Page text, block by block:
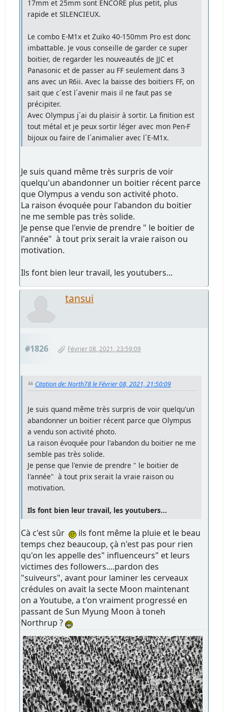
17mm et 25mm sont ENCORE plus petit, plus
rapide et SILENCIEUX.
Le combo E-M1x et Zuiko 40-150mm Pro est donc
imbattable. Je vous conseille de garder ce super
boitier, de regarder les nouveautés de JJC et
Panasonic et de passer au FF seulement dans 3
ans avec un R6ii. Avec la baisse des boitiers FF, on
sait que c´est l´avenir mais il ne faut pas se
précipiter.
Avec Olympus j´ai du plaisir à sortir. La finition est
tout métal et je peux sortir léger avec mon Pen-F
bijoux ou faire de l´animalier avec l´E-M1x.
Je suis quand même très surpris de voir
quelqu'un abandonner un boitier récent parce
que Olympus a vendu son activité photo.
La raison évoquée pour l'abandon du boitier
ne me semble pas très solide.
Je pense que l'envie de prendre " le boitier de
l'année" à tout prix serait la vraie raison ou
motivation.
Ils font bien leur travail, les youtubers...
tansui
#1826 Février 08, 2021, 23:59:09
Citation de: North78 le Février 08, 2021, 21:50:09
Je suis quand même très surpris de voir quelqu'un
abandonner un boitier récent parce que Olympus
a vendu son activité photo.
La raison évoquée pour l'abandon du boitier ne me
semble pas très solide.
Je pense que l'envie de prendre " le boitier de
l'année" à tout prix serait la vraie raison ou
motivation.
Ils font bien leur travail, les youtubers...
Cà c'est sûr
ils font même la pluie et le beau
temps chez beaucoup, çà n'est pas pour rien
qu'on les appelle des" influenceurs" et leurs
victimes des followers....pardon des
"suiveurs", avant pour laminer les cerveaux
crédules on avait la secte Moon maintenant
on a Youtube, a t'on vraiment progressé en
passant de Sun Myung Moon à toneh
Northrup ?